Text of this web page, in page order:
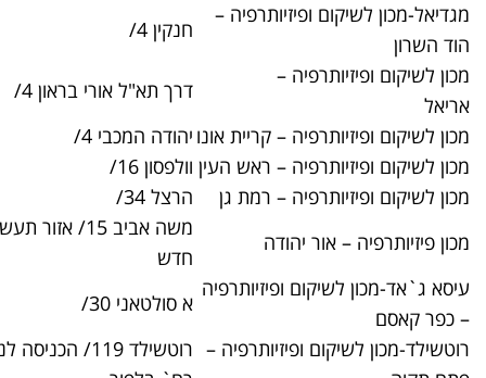
–
חנקין 4/
–
דרך תא"ל אורי בראון 4/
03-9065200
– קריית אונו יהודה המכבי 4/
03-7383405
– ראש העין וולפסון 16/
– רמת גן
הרצל 34/
משה אביב 15/ אזור תעשיה
חדש
03-5387400
א סולטאני 30/
9071370
–
רוטשילד 119/ הכניסה לנכים דרך
03-9395320